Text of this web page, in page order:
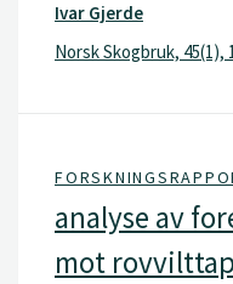
Ivar Gjerde
Norsk Skogbruk, 45(1),
analyse av
mot